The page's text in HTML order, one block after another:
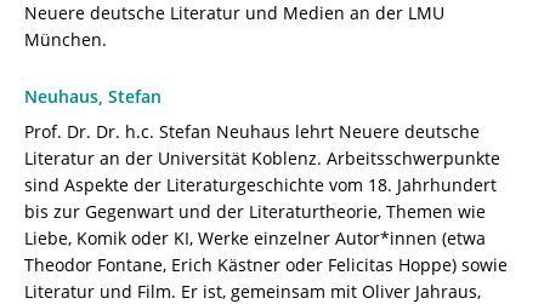
Neuere deutsche Literatur und Medien an der LMU
München.
Neuhaus, Stefan
Prof. Dr. Dr. h.c. Stefan Neuhaus lehrt Neuere deutsche
Literatur an der Universität Koblenz. Arbeitsschwerpunkte
sind Aspekte der Literaturgeschichte vom 18. Jahrhundert
bis zur Gegenwart und der Literaturtheorie, Themen wie
Liebe, Komik oder KI, Werke einzelner Autor*innen (etwa
Theodor Fontane, Erich Kästner oder Felicitas Hoppe) sowie
Literatur und Film. Er ist, gemeinsam mit Oliver Jahraus,